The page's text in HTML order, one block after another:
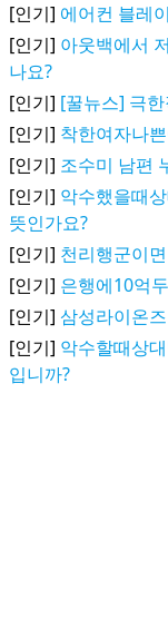
[인기] 에어컨 블레
[인기] 아웃백에서
나요?
[인기] [꿀뉴스] 극
[인기] 착한여자나
[인기] 조수미 남편
[인기] 악수했을때
뜻인가요?
[인기] 천리행군이
[인기] 은행에10억
[인기] 삼성라이온
[인기] 악수할때상
입니까?